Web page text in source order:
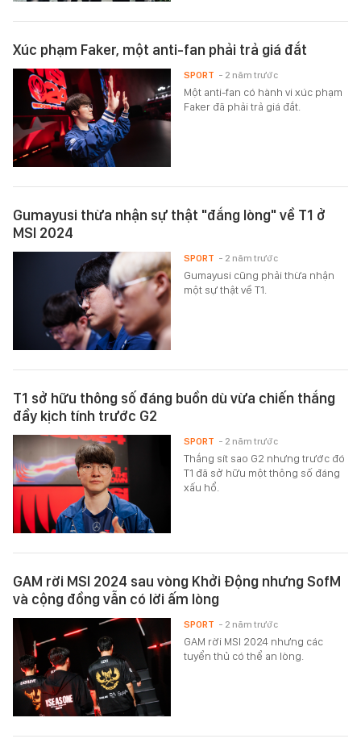
Xúc phạm Faker, một anti-fan phải trả giá đắt
Một anti-fan có hành vi xúc phạm
Faker đã phải trả giá đắt.
SPORT - 2 năm trước
Gumayusi thừa nhận sự thật "đắng lòng" về T1 ở
MSI 2024
Gumayusi cũng phải thừa nhận
một sự thật về T1.
SPORT - 2 năm trước
T1 sở hữu thông số đáng buồn dù vừa chiến thắng
đầy kịch tính trước G2
Thắng sít sao G2 nhưng trước đó
T1 đã sở hữu một thông số đáng
xấu hổ.
SPORT - 2 năm trước
GAM rời MSI 2024 sau vòng Khởi Động nhưng SofM
và cộng đồng vẫn có lời ấm lòng
GAM rời MSI 2024 nhưng các
tuyển thủ có thể an lòng.
SPORT - 2 năm trước